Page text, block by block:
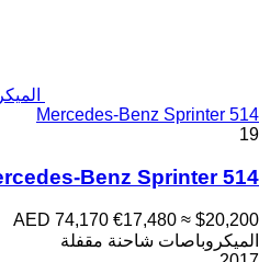
Mercedes-Benz Sprinter 514
19
Benz Sprinter 514
AED 74,170 €17,480 ≈ $20,200
الميكروباصات شاحنة مقفلة